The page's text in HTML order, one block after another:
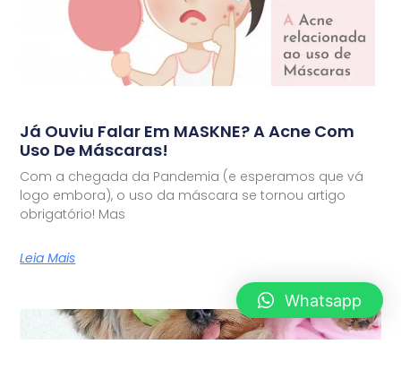
Já Ouviu Falar Em MASKNE? A Acne Com
Uso De Máscaras!
Com a chegada da Pandemia (e esperamos que vá
logo embora), o uso da máscara se tornou artigo
obrigatório! Mas
Leia Mais
Whatsapp